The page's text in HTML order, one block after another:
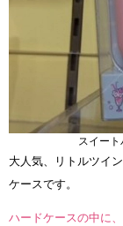
スイー
大人気、リトルツイ
ケースです。
ハードケースの中に